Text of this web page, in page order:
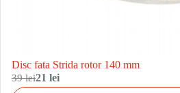
Disc fata Strida rotor 140 mm
39 lei21 lei